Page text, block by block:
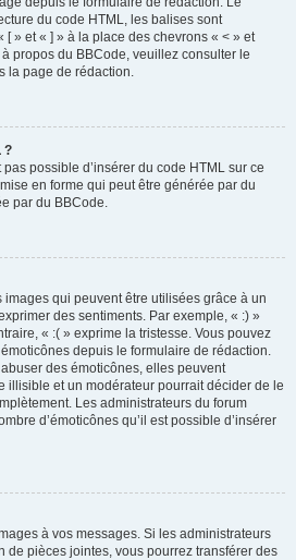
du code HTML, les balises sont
» et « ] » à la place des chevrons « < » et
propos du BBCode, veuillez consulter le
la page de rédaction.
?
pas possible d’insérer du code HTML sur ce
en forme qui peut être générée par du
par du BBCode.
images qui peuvent être utilisées grâce à un
des sentiments. Par exemple, « :) »
« :( » exprime la tristesse. Vous pouvez
depuis le formulaire de rédaction.
des émoticônes, elles peuvent
illisible et un modérateur pourrait décider de le
Les administrateurs du forum
d’émoticônes qu’il est possible d’insérer
à vos messages. Si les administrateurs
de pièces jointes, vous pourrez transférer des